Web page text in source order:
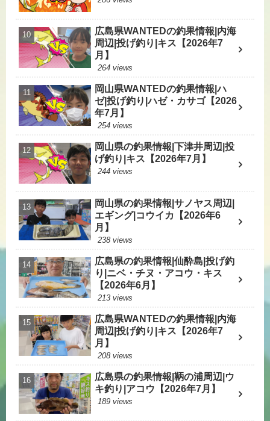
広島県WANTEDの釣果情報|内海
周辺|投げ釣り|キス【2026年7
月】
264 views
岡山県WANTEDの釣果情報|ハ
ゼ|投げ釣り|ハゼ・カサゴ【2026
年7月】
254 views
岡山県の釣果情報|下津井周辺|投
げ釣り|キス【2026年7月】
244 views
岡山県の釣果情報|サノヤス周辺|
エギング|コウイカ【2026年6
月】
238 views
広島県の釣果情報|仙酔島|投げ釣
り|ニベ・チヌ・アコウ・キス
【2026年6月】
213 views
広島県WANTEDの釣果情報|内海
周辺|投げ釣り|キス【2026年7
月】
208 views
広島県の釣果情報|鞆の浦周辺|ウ
キ釣り|アコウ【2026年7月】
189 views